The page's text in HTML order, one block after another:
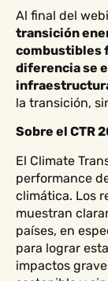
Al final del
transición
combustibles
diferencia se
la transición,
Sobre el CTR
El Climate
performance
climática. Los
muestran
países, en
para lograr
impactos